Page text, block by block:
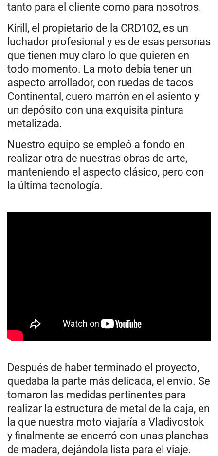
tanto para el cliente como para nosotros.
Kirill, el propietario de la CRD102, es un
luchador profesional y es de esas personas
que tienen muy claro lo que quieren en
todo momento. La moto debía tener un
aspecto arrollador, con ruedas de tacos
Continental, cuero marrón en el asiento y
un depósito con una exquisita pintura
metalizada.
Nuestro equipo se empleó a fondo en
realizar otra de nuestras obras de arte,
manteniendo el aspecto clásico, pero con
la última tecnología.
Después de haber terminado el proyecto,
quedaba la parte más delicada, el envío. Se
tomaron las medidas pertinentes para
realizar la estructura de metal de la caja, en
la que nuestra moto viajaría a Vladivostok
y finalmente se encerró con unas planchas
de madera, dejándola lista para el viaje.